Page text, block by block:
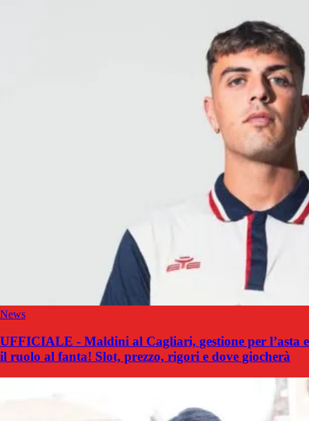
News
UFFICIALE - Maldini al Cagliari, gestione per l’asta e
il ruolo al fanta! Slot, prezzo, rigori e dove giocherà